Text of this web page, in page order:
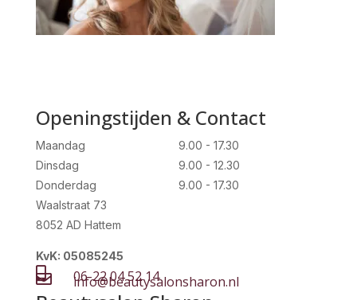
Openingstijden & Contact
Maandag
Dinsdag
Donderdag
9.00 - 17.30
9.00 - 12.30
9.00 - 17.30
Waalstraat 73
8052 AD Hattem
KvK: 05085245
 06-22 04 52 14
 info@beautysalonsharon.nl